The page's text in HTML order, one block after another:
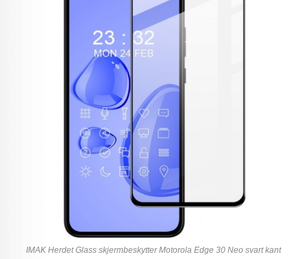
IMAK Herdet Glass skjermbeskytter Motorola Edge 30 Neo svart kant